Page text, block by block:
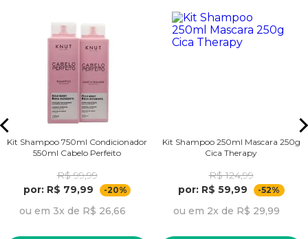
Kit Shampoo 750ml Condicionador
550ml Cabelo Perfeito
R$ 99,99
por: R$ 79,99
-20%
ou em 3x de R$ 26,66
Kit Shampoo 250ml Mascara 250g
Cica Therapy
R$ 124,99
por: R$ 59,99
-52%
ou em 2x de R$ 29,99